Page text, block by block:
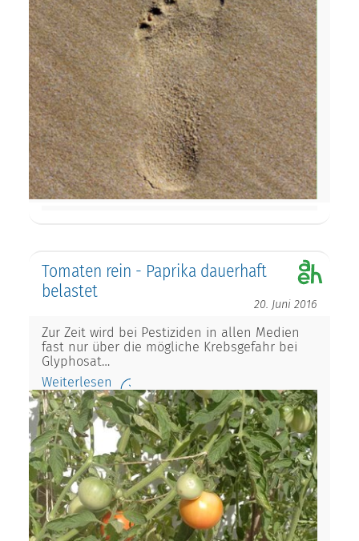
Tomaten rein - Paprika dauerhaft
belastet
20. Juni 2016
Zur Zeit wird bei Pestiziden in allen Medien
fast nur über die mögliche Krebsgefahr bei
Glyphosat…
Weiterlesen